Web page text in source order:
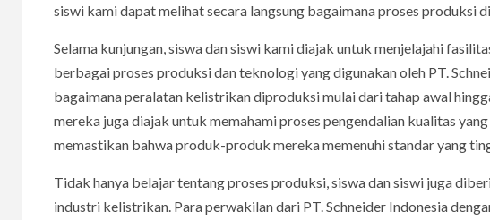
siswi kami dapat melihat secara langsung bagaimana proses produksi
Selama kunjungan, siswa dan siswi kami diajak untuk menjelajahi
berbagai proses produksi dan teknologi yang digunakan oleh PT.
bagaimana peralatan kelistrikan diproduksi mulai dari tahap awal
mereka juga diajak untuk memahami proses pengendalian kualitas
memastikan bahwa produk-produk mereka memenuhi standar yang
Tidak hanya belajar tentang proses produksi, siswa dan siswi juga
industri kelistrikan. Para perwakilan dari PT. Schneider Indonesia